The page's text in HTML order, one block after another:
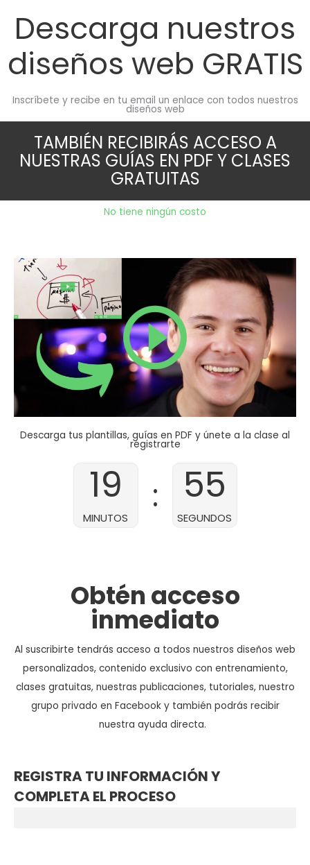
Descarga nuestros
diseños web GRATIS
Inscríbete y recibe en tu email un enlace con todos nuestros
diseños web
TAMBIÉN RECIBIRÁS ACCESO A
NUESTRAS GUÍAS EN PDF Y CLASES
GRATUITAS
No tiene ningún costo
Descarga tus plantillas, guías en PDF y únete a la clase al
registrarte
19
MINUTOS
: 54
SEGUNDOS
Obtén acceso
inmediato
Al suscribirte tendrás acceso a todos nuestros diseños web
personalizados, contenido exclusivo con entrenamiento,
clases gratuitas, nuestras publicaciones, tutoriales, nuestro
grupo privado en Facebook y también podrás recibir
nuestra ayuda directa.
REGISTRA TU INFORMACIÓN Y
COMPLETA EL PROCESO